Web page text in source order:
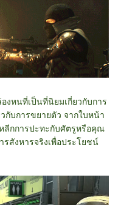
งหนที่เป็นที่นิยมเกี่ยวกับการ
กับการขยายตัว จากใบหน้า
กการปะทะกับศัตรูหรือคุณ
สังหารจริงเพื่อประโยชน์